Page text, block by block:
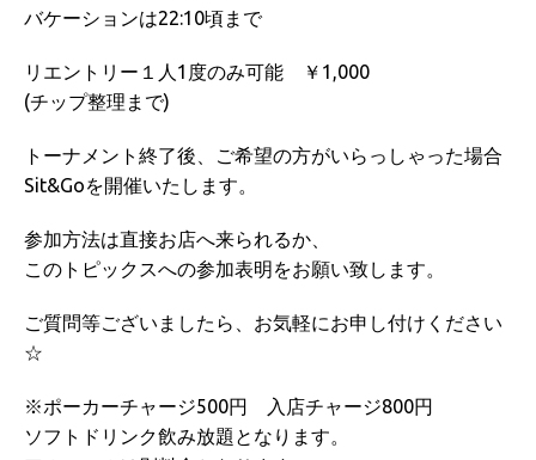
バケーションは22:10頃まで
リエントリー１人1度のみ可能 ￥1,000
(チップ整理まで)
トーナメント終了後、ご希望の方がいらっしゃった場合
Sit&Goを開催いたします。
参加方法は直接お店へ来られるか、
このトピックスへの参加表明をお願い致します。
ご質問等ございましたら、お気軽にお申し付けください
☆
※ポーカーチャージ500円 入店チャージ800円
ソフトドリンク飲み放題となります。